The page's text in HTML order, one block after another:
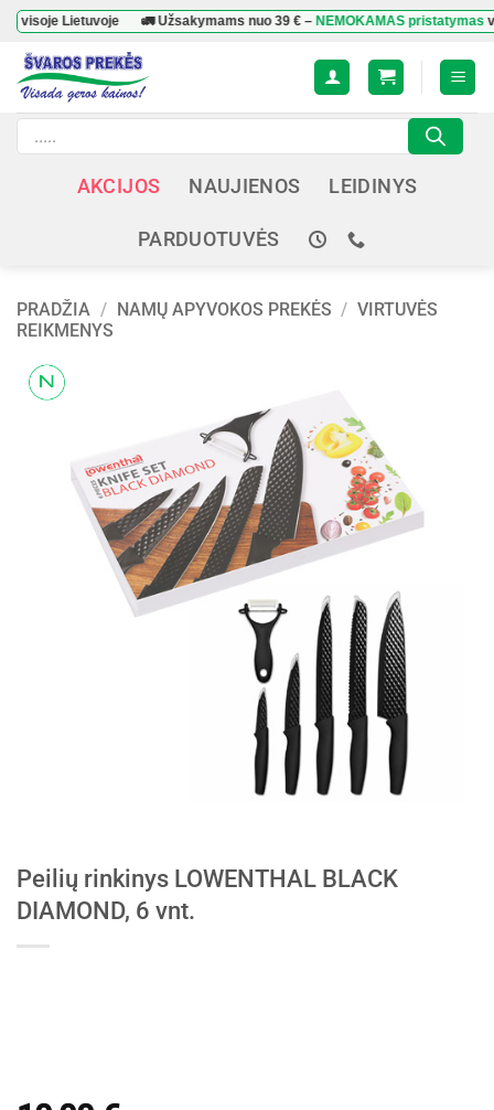
Skip
content
Lietuvoje 🚛 Užsakymams nuo39 €–NEMOKAMAS pristatymasvisoje
Products
search
AKCIJOS NAUJIENOS LEIDINYS
PARDUOTUVĖS
PRADŽIA / NAMŲ APYVOKOS PREKĖS / VIRTUVĖS
REIKMENYS
Peilių rinkinys LOWENTHAL BLACK
DIAMOND, 6 vnt.